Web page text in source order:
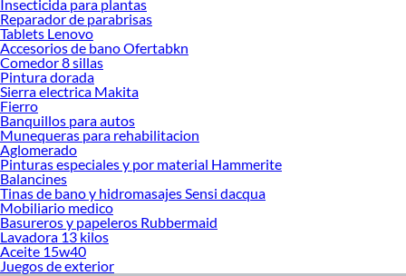
Insecticida para plantas
Reparador de parabrisas
Tablets Lenovo
Accesorios de bano Ofertabkn
Comedor 8 sillas
Pintura dorada
Sierra electrica Makita
Fierro
Banquillos para autos
Munequeras para rehabilitacion
Aglomerado
Pinturas especiales y por material Hammerite
Balancines
Tinas de bano y hidromasajes Sensi dacqua
Mobiliario medico
Basureros y papeleros Rubbermaid
Lavadora 13 kilos
Aceite 15w40
Juegos de exterior